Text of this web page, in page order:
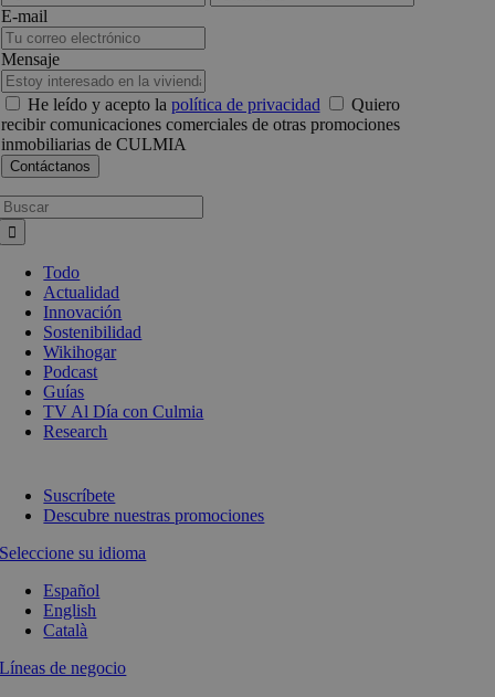
E-mail
Mensaje
He leído y acepto la política de privacidad
Quiero
recibir comunicaciones comerciales de otras promociones
inmobiliarias de CULMIA
Todo
Actualidad
Innovación
Sostenibilidad
Wikihogar
Podcast
Guías
TV Al Día con Culmia
Research
Suscríbete
Descubre nuestras promociones
Seleccione su idioma
Español
English
Català
Líneas de negocio